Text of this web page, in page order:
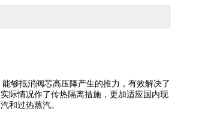
够抵消阀芯高压降产生的推力，有效解决了
际情况作了传热隔离措施，更加适应国内现
和过热蒸汽。